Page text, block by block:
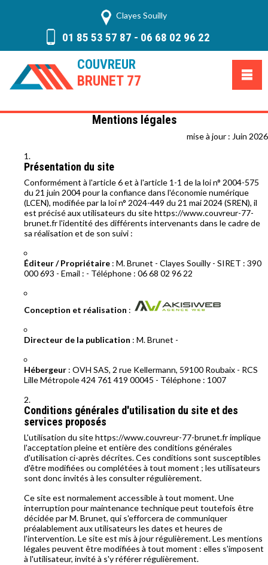
Clayes Souilly
01 85 53 57 87 - 06 68 02 96 22
COUVREUR
BRUNET 77
Mentions légales
mise à jour : Juin 2026
Présentation du site
Conformément à l'article 6 et à l'article 1-1 de la loi n° 2004-575
du 21 juin 2004 pour la confiance dans l'économie numérique
(LCEN), modifiée par la loi n° 2024-449 du 21 mai 2024 (SREN), il
est précisé aux utilisateurs du site https://www.couvreur-77-
brunet.fr l'identité des différents intervenants dans le cadre de
sa réalisation et de son suivi :
Éditeur / Propriétaire : M. Brunet - Clayes Souilly - SIRET : 390
000 693 - Email : - Téléphone : 06 68 02 96 22
Conception et réalisation :
Directeur de la publication : M. Brunet -
Hébergeur : OVH SAS, 2 rue Kellermann, 59100 Roubaix - RCS
Lille Métropole 424 761 419 00045 - Téléphone : 1007
Conditions générales d'utilisation du site et des
services proposés
L'utilisation du site https://www.couvreur-77-brunet.fr implique
l'acceptation pleine et entière des conditions générales
d'utilisation ci-après décrites. Ces conditions sont susceptibles
d'être modifiées ou complétées à tout moment ; les utilisateurs
sont donc invités à les consulter régulièrement.
Ce site est normalement accessible à tout moment. Une
interruption pour maintenance technique peut toutefois être
décidée par M. Brunet, qui s'efforcera de communiquer
préalablement aux utilisateurs les dates et heures de
l'intervention. Le site est mis à jour régulièrement. Les mentions
légales peuvent être modifiées à tout moment : elles s'imposent
à l'utilisateur, invité à s'y référer régulièrement.